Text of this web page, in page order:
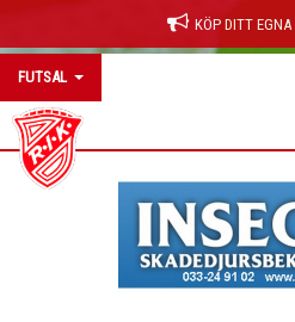
KÖP DITT
FUTSAL
HEM